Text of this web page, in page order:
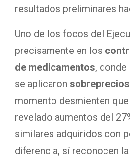
resultados preliminares
Uno de los focos del
precisamente en los
de medicamentos, donde
se aplicaron sobreprecios
momento desmienten
revelado aumentos del
similares adquiridos con
diferencia, sí reconocen